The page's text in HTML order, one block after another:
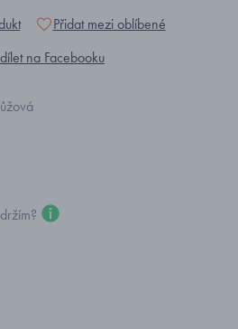
Přidat mezi oblíbené
na Facebooku